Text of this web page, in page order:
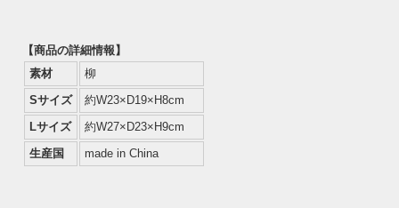
【商品の詳細情報】
素材
柳
Sサイズ
約W23×D19×H8cm
Lサイズ
約W27×D23×H9cm
生産国
made in China